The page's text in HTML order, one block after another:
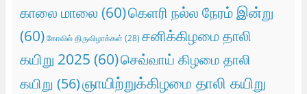
காலை மாலை (60)கெளரி நல்ல நேரம் இன்று
(60) கோவில் திருவிழாக்கள் (28) சனிக்கிழமை தாலி
கயிறு 2025 (60)செவ்வாய் கிழமை தாலி
கயிறு (56)ஞாயிற்றுக்கிழமை தாலி கயிறு